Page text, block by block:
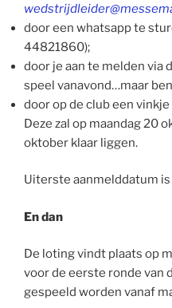
door een whatsapp te
44821860);
door je aan te melden via
speel vanavond…maar
door op de club een
Deze zal op maandag 20
oktober klaar liggen.
Uiterste aanmelddatum
En dan
De loting vindt plaats op
voor de eerste ronde van
gespeeld worden vanaf